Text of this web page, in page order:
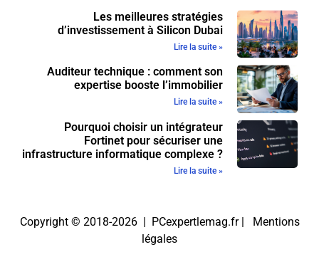
Les meilleures stratégies
d’investissement à Silicon Dubai
Lire la suite »
Auditeur technique : comment son
expertise booste l’immobilier
Lire la suite »
Pourquoi choisir un intégrateur
Fortinet pour sécuriser une
infrastructure informatique complexe ?
Lire la suite »
Copyright © 2018-2026 | PCexpertlemag.fr | Mentions
légales